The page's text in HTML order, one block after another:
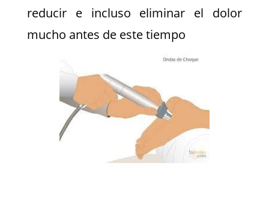
reducir e incluso eliminar el dolor
mucho antes de este tiempo